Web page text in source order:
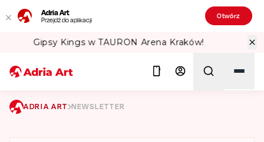
Adria Art
Przejdź do aplikacji Otwórz
Sprawdź Teatralne Lato w PKiN! 🏛️
ADRIA ART NEWSLETTER